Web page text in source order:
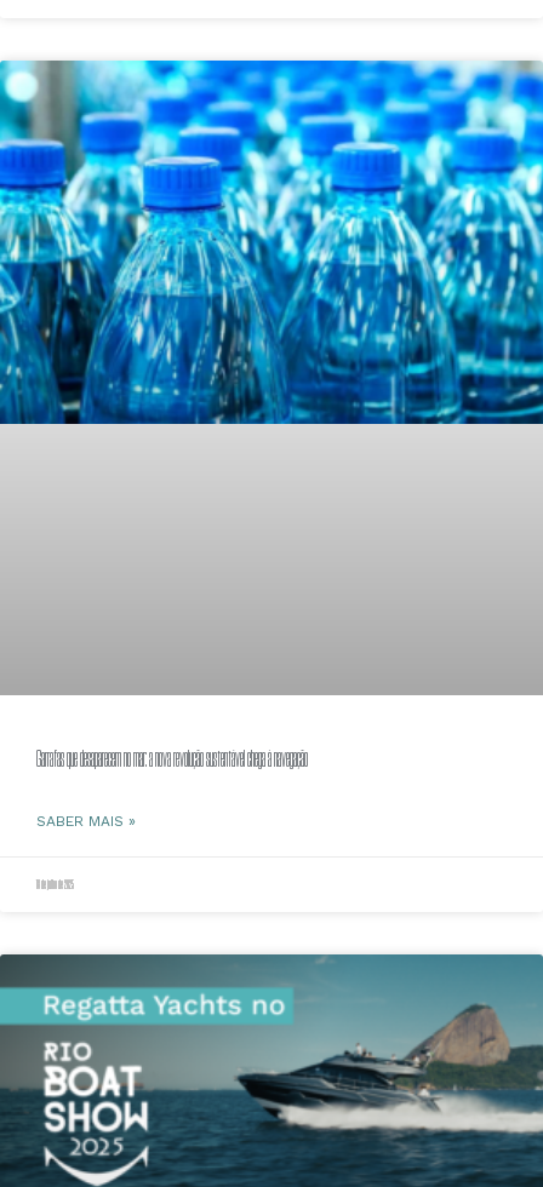
Garrafas que desaparecem no mar: a nova revolução sustentável chega à navegação
SABER MAIS »
18 de julho de 2025